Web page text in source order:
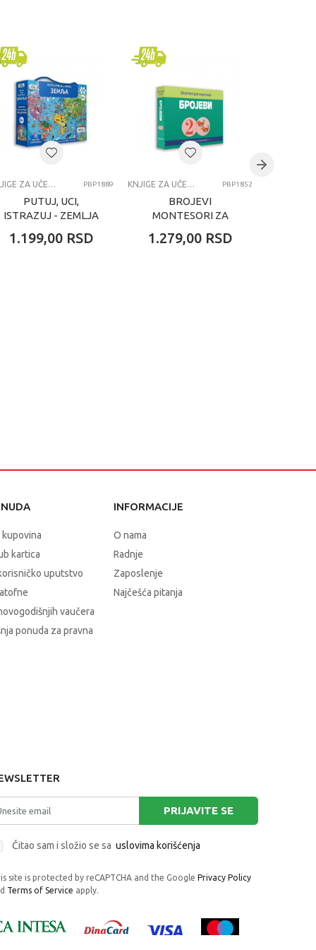
KNJIGE ZA UČENJE PBP1889
PUTUJ, UCI,
ISTRAZUJ - ZEMLJA
GAULE
1.199,00 RSD
KNJIGE ZA UČENJE PBP1852
BROJEVI
MONTESORI ZA
1.279,00 RSD
kartica
uputstvo
vaučera
ponuda za pravna
INFORMACIJE
O nama
Radnje
Zaposlenje
Najčešća pitanja
PRIJAVITE SE
Čitao sam i složio se sa uslovima korišćenja
site is protected by reCAPTCHA and the Google Privacy Policy
Terms of Service apply.